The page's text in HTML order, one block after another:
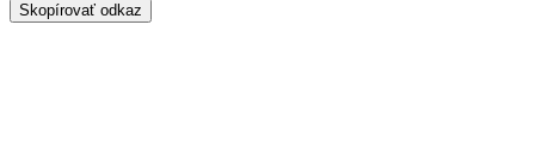
Skopírovať odkaz